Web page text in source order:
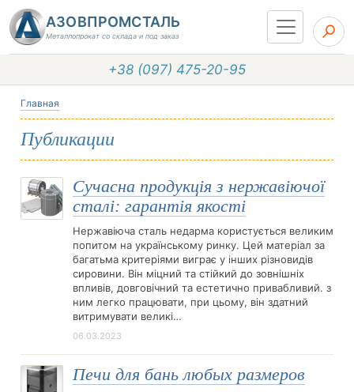
АЗОВПРОМСТАЛЬ
Металлопрокат со склада и под заказ
+38 (097) 475-20-95
Главная
Публикации
Сучасна продукція з нержавіючої
сталі: гарантія якості
Нержавіюча сталь недарма користується великим
попитом на українському ринку. Цей матеріал за
багатьма критеріями виграє у інших різновидів
сировини. Він міцний та стійкий до зовнішніх
впливів, довговічний та естетично привабливий. з
ним легко працювати, при цьому, він здатний
витримувати великі…
06.03.2023
Печи для бань любых размеров